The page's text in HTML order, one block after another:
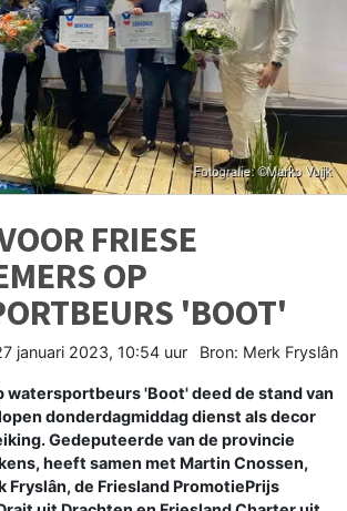
FRIESE
OP
'BOOT'
januari 2023, 10:54 uur Bron: Merk Fryslân
watersportbeurs 'Boot' deed de stand van
donderdagmiddag dienst als decor
Gedeputeerde van de provincie
heeft samen met Martin Cnossen,
Fryslân, de Friesland PromotiePrijs